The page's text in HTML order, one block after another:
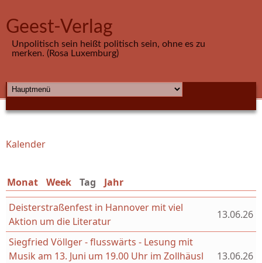
Geest-Verlag
Unpolitisch sein heißt politisch sein, ohne es zu
merken. (Rosa Luxemburg)
HAUPTMENÜ
Sie sind hier
Kalender
Monat Week Tag (aktiver Reiter)
Jahr
Deisterstraßenfest in Hannover mit viel
Aktion um die Literatur
13.06.26
Siegfried Völlger - flusswärts - Lesung mit
Musik am 13. Juni um 19.00 Uhr im Zollhäusl
13.06.26